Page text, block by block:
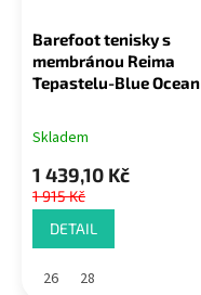
Barefoot tenisky s
membránou Reima
Tepastelu-Blue Ocean
Skladem
1 439,10 Kč
1 915 Kč
DETAIL
26 28